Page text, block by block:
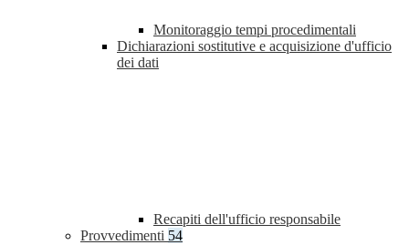
Monitoraggio tempi procedimentali
Dichiarazioni sostitutive e acquisizione d'ufficio
dei dati
Recapiti dell'ufficio responsabile
Provvedimenti 54